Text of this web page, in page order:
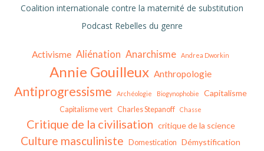
Coalition internationale contre la maternité de substitution
Podcast Rebelles du genre
Activisme Aliénation Anarchisme Andrea Dworkin
Annie Gouilleux Anthropologie
Antiprogressisme Archéologie Biogynophobie Capitalisme
Capitalisme vert Charles Stepanoff Chasse
Critique de la civilisation critique de la science
Culture masculiniste Domestication Démystification